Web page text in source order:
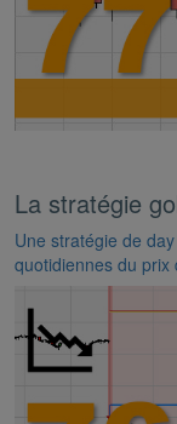
La stratégie
Une stratégie de
quotidiennes du prix